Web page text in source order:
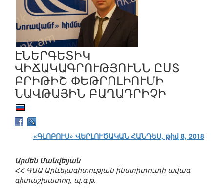
ԷՆԵՐԳԵՏԻԿ
ՎԻՃԱԿԱԳՐՈՒԹՅՈՒՆՆ ԸՍՏ
ԲՐԻԹԻՇ ՓԵԹՐՈԼԻՈՒՄԻ
ՆԱՎԹԱՅԻՆ ԲԱՂԱԴՐԻՉԻ
«ԳԼՈԲՈՒՍ» ՎԵՐԼՈՒԾԱԿԱՆ ՀԱՆԴԵՍ, թիվ 8, 2018
Արմեն Մանվելյան
ՀՀ ԳԱԱ Արևելագիտության ինստիտուտի ավագ
գիտաշխատող, պ.գ.թ.